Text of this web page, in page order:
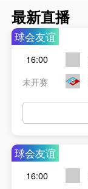
最新直播
球会友谊
16:00
未开赛
球会友谊
16:00